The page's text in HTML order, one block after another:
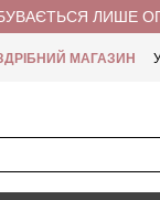
ЛИШЕ
МАГАЗИН